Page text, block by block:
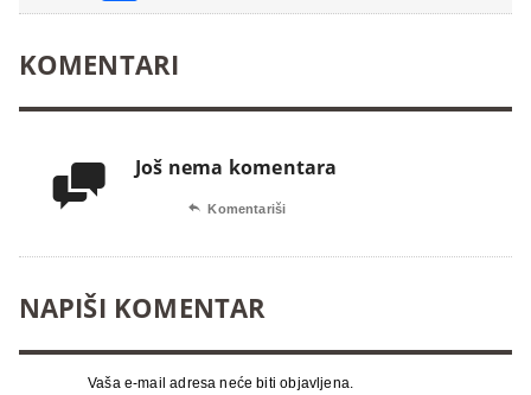
KOMENTARI
 Još nema komentara
 Komentariši
NAPIŠI KOMENTAR
Vaša e-mail adresa neće biti objavljena.